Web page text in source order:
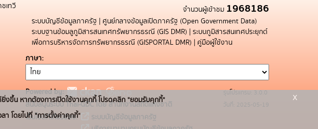
เทวี
จำนวนผู้เข้าชม 1968186
ระบบบัญชีข้อมูลภาครัฐ | ศูนย์กลางข้อมูลเปิดภาครัฐ (Open Government Data)
ระบบฐานข้อมลูภูมิสารสนเทศทรัพยากรธรณี (GIS DMR) | ระบบภูมิสารสนเทศประยุกต์
เพื่อการบริหารจัดการทรัพยากรธรณี (GISPORTAL DMR) | คู่มือผู้ใช้งาน
ภาษา
Powered by:
สนับสนุนระบบ Thai-GDC โดย สำนักงานสถิติแห่งชาติ
เว็บไซต์ที่เกี่ยวข้อง:
ระบบบัญชีข้อมูลภาครัฐ
รุ่นโปรแกรม: 3.0.0
วันที่: 2025-05-19
งขึ้น หากต้องการเปิดใช้งานคุกกี้ โปรดคลิก "ยอมรับคุกกี้"
โดยไปที่ "การตั้งค่าคุกกี้"
x